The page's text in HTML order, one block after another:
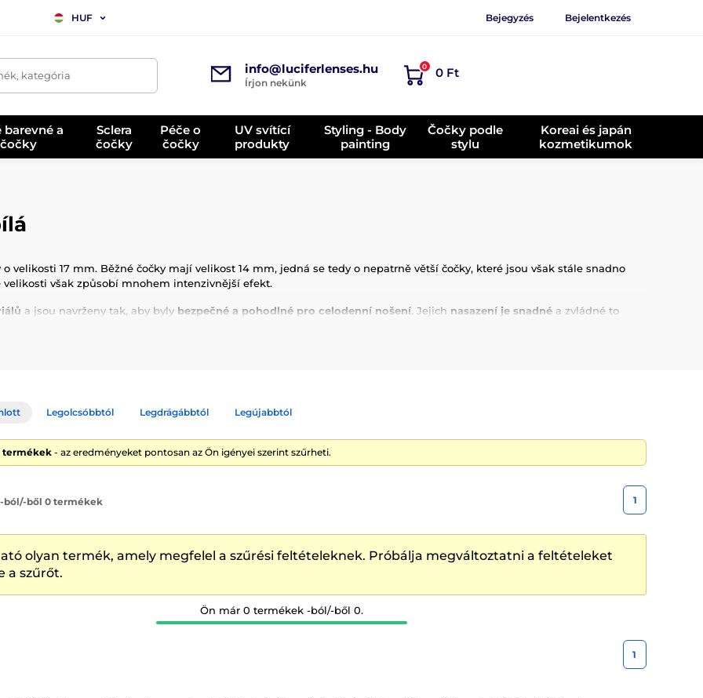
HUF Bejegyzés Bejelentkezés
kategória info@luciferlenses.hu
Írjon nekünk
0 0 Ft
a
Sclera
čočky
Péče o
čočky
UV svítící
produkty
Styling - Body
painting
Čočky podle
stylu
Koreai és japán
kozmetikumok
velikosti 17 mm. Běžné čočky mají velikost 14 mm, jedná se tedy o nepatrně větší čočky, které jsou však stále snadno
však způsobí mnohem intenzivnější efekt.
a jsou navrženy tak, aby byly bezpečné a pohodlné pro celodenní nošení. Jejich nasazení je snadné a zvládné to
Legolcsóbbtól Legdrágábbtól Legújabbtól
termékek - az eredményeket pontosan az Ön igényei szerint szűrheti.
ból/-ből 0 termékek 1
olyan termék, amely megfelel a szűrési feltételeknek. Próbálja megváltoztatni a feltételeket
a szűrőt.
Ön már 0 termékek -ból/-ből 0.
1